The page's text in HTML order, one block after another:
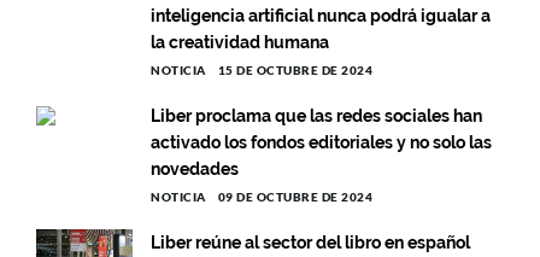
inteligencia artificial nunca podrá igualar a
la creatividad humana
NOTICIA 15 DE OCTUBRE DE 2024
Liber proclama que las redes sociales han
activado los fondos editoriales y no solo las
novedades
NOTICIA 09 DE OCTUBRE DE 2024
Liber reúne al sector del libro en español